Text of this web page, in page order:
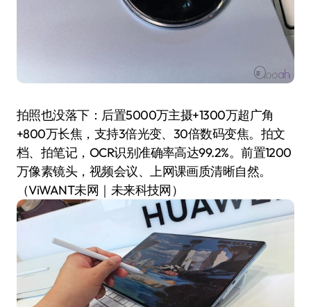
拍照也没落下：后置5000万主摄+1300万超广角
+800万长焦，支持3倍光变、30倍数码变焦。拍文
档、拍笔记，OCR识别准确率高达99.2%。前置1200
万像素镜头，视频会议、上网课画质清晰自然。
（ViWANT未网｜未来科技网）